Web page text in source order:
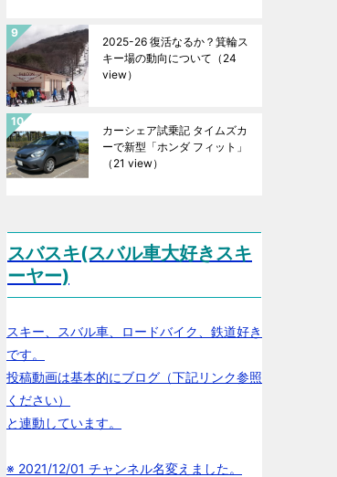
2025-26 復活なるか？箕輪ス
キー場の動向について （24
view）
カーシェア試乗記 タイムズカ
ーで新型「ホンダ フィット」
（21 view）
スバスキ(スバル車大好きスキ
ーヤー)
スキー、スバル車、ロードバイク、鉄道好き
です。
投稿動画は基本的にブログ（下記リンク参照
ください）
と連動しています。
※ 2021/12/01 チャンネル名変えました。